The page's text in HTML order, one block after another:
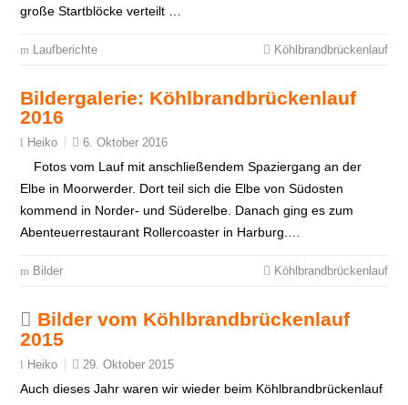
große Startblöcke verteilt …
Laufberichte Köhlbrandbrückenlauf
Bildergalerie: Köhlbrandbrückenlauf
2016
Heiko 6. Oktober 2016
Fotos vom Lauf mit anschließendem Spaziergang an der
Elbe in Moorwerder. Dort teil sich die Elbe von Südosten
kommend in Norder- und Süderelbe. Danach ging es zum
Abenteuerrestaurant Rollercoaster in Harburg.…
Bilder Köhlbrandbrückenlauf
Bilder vom Köhlbrandbrückenlauf
2015
Heiko 29. Oktober 2015
Auch dieses Jahr waren wir wieder beim Köhlbrandbrückenlauf